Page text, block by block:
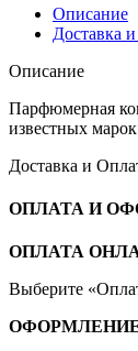
Описание
Доставка
Описание
Парфюмерная
известных
Доставка и
ОПЛАТА И
ОПЛАТА
Выберите